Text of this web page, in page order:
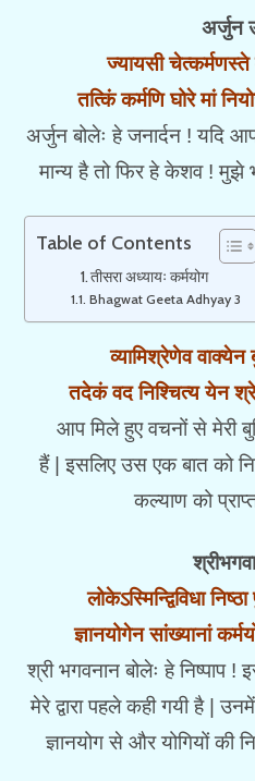
अर्जुन
ज्यायसी चेत्कर्मणस्ते
तत्किं कर्मणि घोरे मां
अर्जुन बोलेः हे जनार्दन ! यदि
मान्य है तो फिर हे केशव ! मुझे
Table of Contents
तीसरा अध्यायः कर्मयोग
Bhagwat Geeta Adhyay 3
व्यामिश्रेणेव वाक्येन
तदेकं वद निश्चित्य येन
आप मिले हुए वचनों से मेरी
हैं | इसलिए उस एक बात को
कल्याण को
लोकेऽस्मिन्द्विविधा
ज्ञानयोगेन सांख्यानां
श्री भगवनान बोलेः हे निष्पाप !
मेरे द्वारा पहले कही गयी है |
ज्ञानयोग से और योगियों की